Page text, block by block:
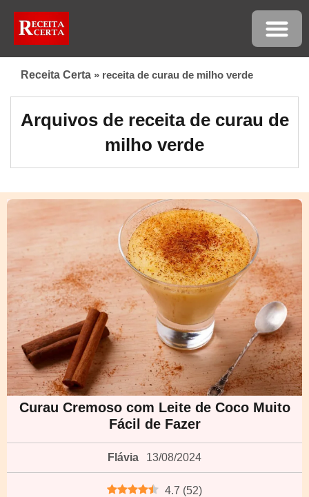
Receita Certa » receita de curau de milho verde
Arquivos de receita de curau de
milho verde
Curau Cremoso com Leite de Coco Muito
Fácil de Fazer
Flávia 13/08/2024
4.7 (52)